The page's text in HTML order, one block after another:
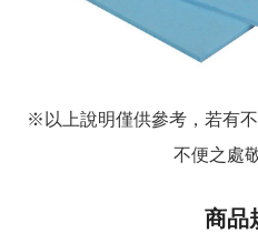
※以上說明僅供參考，若有
不便之處
商品